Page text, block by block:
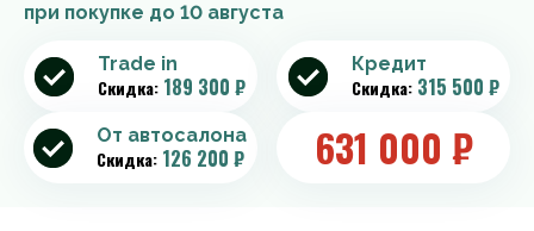
при покупке до 10 августа
Trade in
Скидка: 189 300 ₽
Кредит
Скидка: 315 500 ₽
От автосалона
Скидка: 126 200 ₽ 631 000 ₽